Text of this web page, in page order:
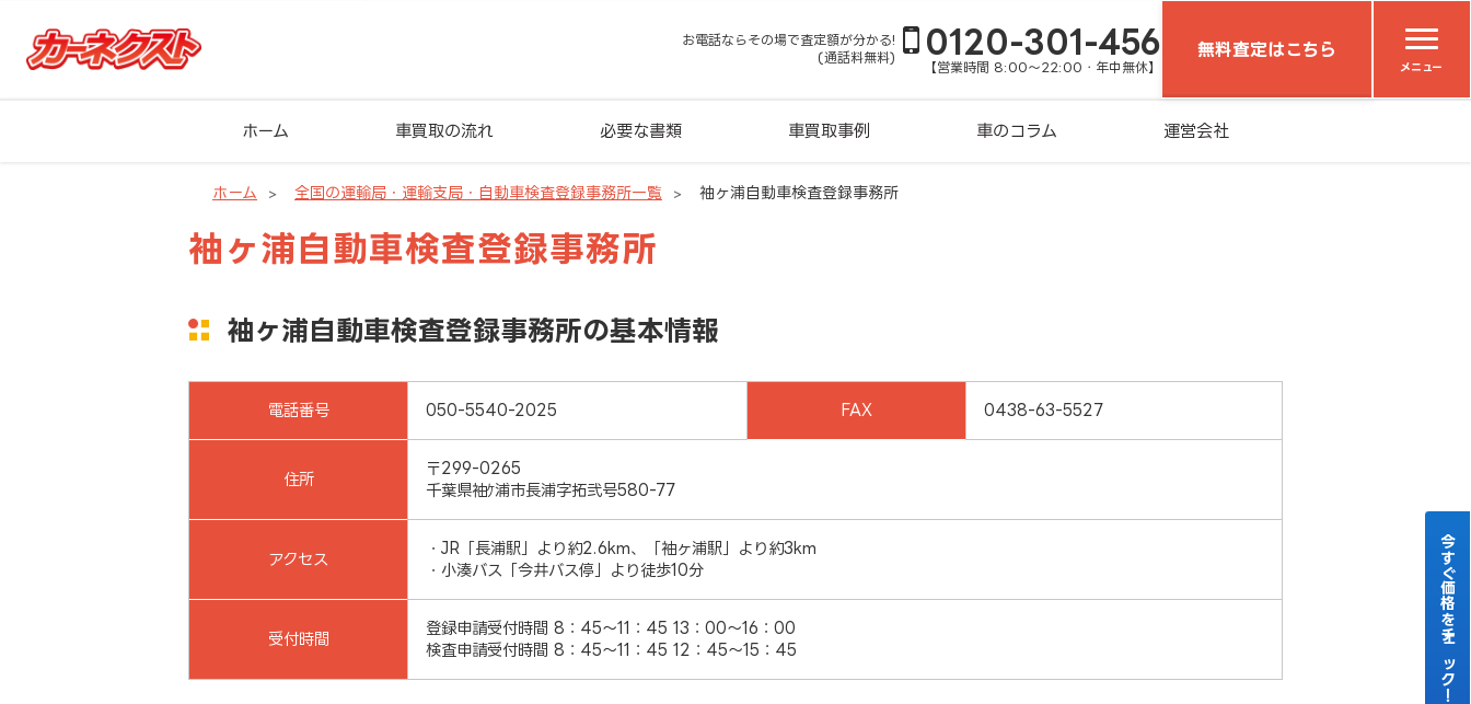
お電話ならその場で査定額が分かる!
(通話料無料)
0120-301-456
【営業時間 8:00～22:00・年中無休】
無料査定はこちら
メニュー
ホーム 車買取の流れ 必要な書類 車買取事例 車のコラム 運営会社
ホーム 全国の運輸局・運輸支局・自動車検査登録事務所一覧 袖ヶ浦自動車検査登録事務所
袖ヶ浦自動車検査登録事務所
袖ヶ浦自動車検査登録事務所の基本情報
電話番号 050-5540-2025 FAX 0438-63-5527
住所
〒299-0265
千葉県袖ｹ浦市長浦字拓弐号580-77
アクセス
・JR「長浦駅」より約2.6km、「袖ヶ浦駅」より約3km
・小湊バス「今井バス停」より徒歩10分
受付時間
登録申請受付時間 8：45～11：45 13：00～16：00
検査申請受付時間 8：45～11：45 12：45～15：45
今すぐ価格をチェック！